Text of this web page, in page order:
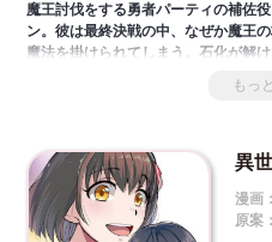
魔王討伐をする勇者パーティの補佐
ン。彼は最終決戦の中、なぜか魔王
魔法を掛けられてしまう。石化が解
で気力を失っていたマーギンだった
を向いて行けるように。なぜあの時
第12回ネット小説大賞グランプリ受
もっ
異
漫画：
原案：